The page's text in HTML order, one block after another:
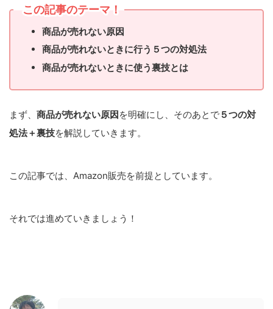
この記事のテーマ！
商品が売れない原因
商品が売れないときに行う５つの対処法
商品が売れないときに使う裏技とは
まず、 商品が売れない原因を明確にし、そのあとで５つの対
処法＋裏技を解説していきます。
この記事では、Amazon販売を前提としています。
それでは進めていきましょう！